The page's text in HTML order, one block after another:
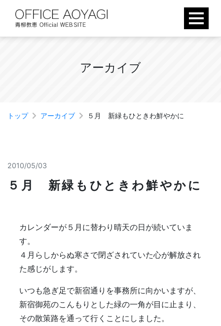
content
アーカ イ ブ
トップ アーカイブ ５月 新緑もひときわ鮮やかに
2010/05/03
５月 新緑もひときわ鮮やかに
カレンダーが５月に替わり晴天の日が続いていま
す。
４月らしからぬ寒さで閉ざされていた心が解放され
た感じがします。
いつも急ぎ足で新宿通りを事務所に向かいますが、
新宿御苑のこんもりとした緑の一角が目に止まり、
その散策路を通って行くことにしました。